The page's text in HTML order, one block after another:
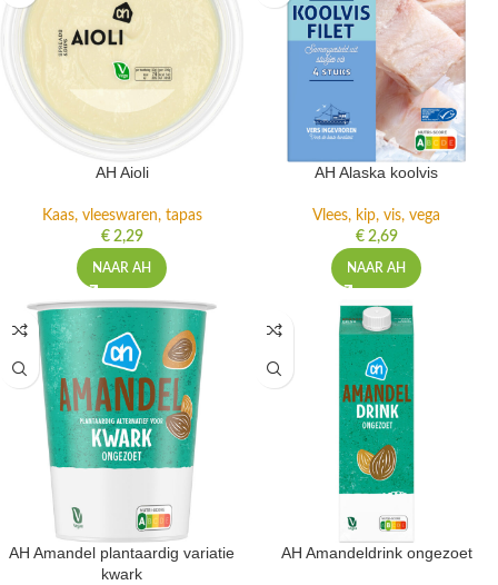
AH Aioli
Kaas, vleeswaren, tapas
€2,29
NAAR AH
AH Alaska koolvis
Vlees, kip, vis, vega
€2,69
NAAR AH
AH Amandel plantaardig variatie
kwark
AH Amandeldrink ongezoet